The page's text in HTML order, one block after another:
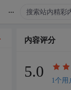
...
内容评分
5.0
1个用